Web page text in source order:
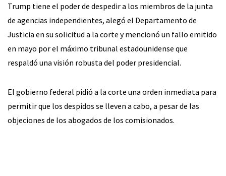
Trump tiene el poder de despedir a los miembros de la junta
de agencias independientes, alegó el Departamento de
Justicia en su solicitud a la corte y mencionó un fallo emitido
en mayo por el máximo tribunal estadounidense que
respaldó una visión robusta del poder presidencial.
El gobierno federal pidió a la corte una orden inmediata para
permitir que los despidos se lleven a cabo, a pesar de las
objeciones de los abogados de los comisionados.